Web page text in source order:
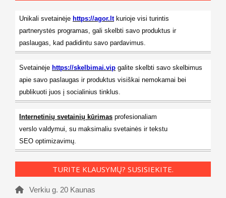
Unikali svetainėje https://agor.ltkurioje visi turintis
partnerystės programas, gali skelbti savo produktus ir
paslaugas, kad padidintu savo pardavimus.
Svetainėje https://skelbimai.vip galite skelbti savo skelbimus
apie savo paslaugas ir produktus visiškai nemokamai bei
publikuoti juos į socialinius tinklus.
Internetinių svetainių kūrimas profesionaliam
verslo valdymui, su maksimaliu svetainės ir tekstu
SEO optimizavimų.
TURITE KLAUSYMŲ? SUSISIEKITE.
Verkiu g. 20 Kaunas